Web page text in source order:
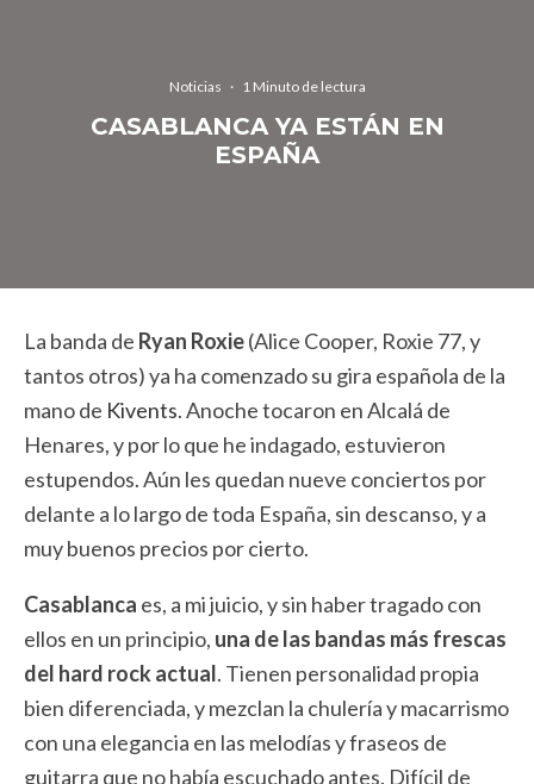
Noticias · 1 Minuto de lectura
CASABLANCA YA ESTÁN EN
ESPAÑA
La banda de Ryan Roxie(Alice Cooper, Roxie 77, y
tantos otros) ya ha comenzado su gira española de la
mano de Kivents. Anoche tocaron en Alcalá de
Henares, y por lo que he indagado, estuvieron
estupendos. Aún les quedan nueve conciertos por
delante a lo largo de toda España, sin descanso, y a
muy buenos precios por cierto.
Casablanca es, a mi juicio, y sin haber tragado con
ellos en un principio, una de las bandas más frescas
del hard rock actual. Tienen personalidad propia
bien diferenciada, y mezclan la chulería y macarrismo
con una elegancia en las melodías y fraseos de
guitarra que no había escuchado antes. Difícil de